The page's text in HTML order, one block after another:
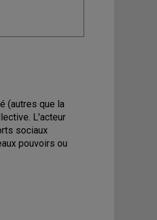
(autres que la
L'acteur
sociaux
pouvoirs ou